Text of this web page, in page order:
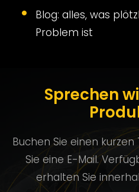
Blog: alles, was
Problem ist
Sprechen
Buchen Sie einen
Sie eine E-Mail.
erhalten Sie